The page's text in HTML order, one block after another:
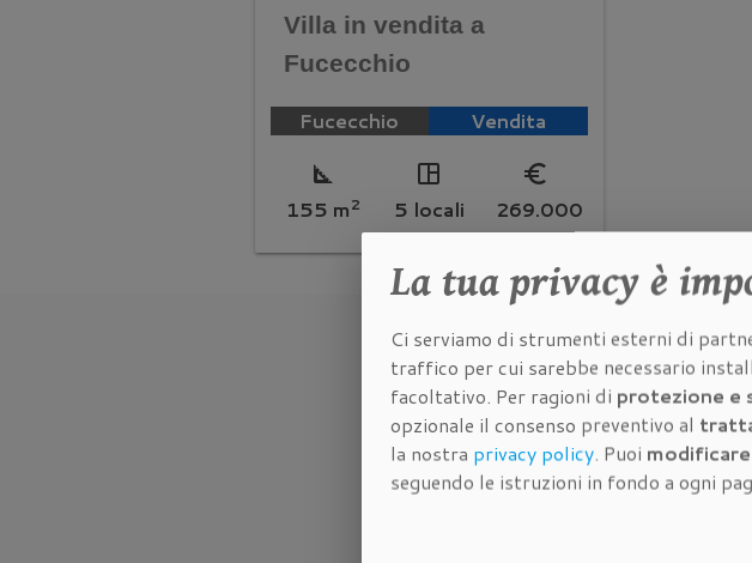
Villa in vendita a
Fucecchio
Fucecchio Vendita
square_foot
155 m2
space_dashboard
5 locali
euro_symbol
269.000
La tuaprivacy è
Ci serviamo di strumenti esterni di
traffico per cui sarebbe necessario
facoltativo. Per ragioni di protezione e
opzionale il consenso preventivo al
la nostra privacy policy. Puoi
seguendo le istruzioni in fondo a ogni